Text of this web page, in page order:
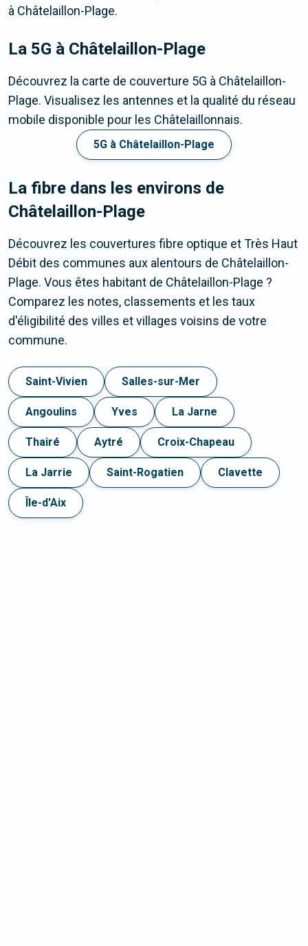
à Châtelaillon-Plage.
La 5G à Châtelaillon-Plage
Découvrez la carte de couverture 5G à Châtelaillon-
Plage. Visualisez les antennes et la qualité du réseau
mobile disponible pour les Châtelaillonnais.
5G à Châtelaillon-Plage
La fibre dans les environs de
Châtelaillon-Plage
Découvrez les couvertures fibre optique et Très Haut
Débit des communes aux alentours de Châtelaillon-
Plage. Vous êtes habitant de Châtelaillon-Plage ?
Comparez les notes, classements et les taux
d'éligibilité des villes et villages voisins de votre
commune.
Saint-Vivien Salles-sur-Mer
Angoulins Yves La Jarne
Thairé Aytré Croix-Chapeau
La Jarrie Saint-Rogatien Clavette
Île-d'Aix